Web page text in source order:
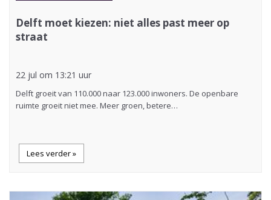
Delft moet kiezen: niet alles past meer op
straat
22 jul om 13:21 uur
Delft groeit van 110.000 naar 123.000 inwoners. De openbare
ruimte groeit niet mee. Meer groen, betere…
Lees verder »